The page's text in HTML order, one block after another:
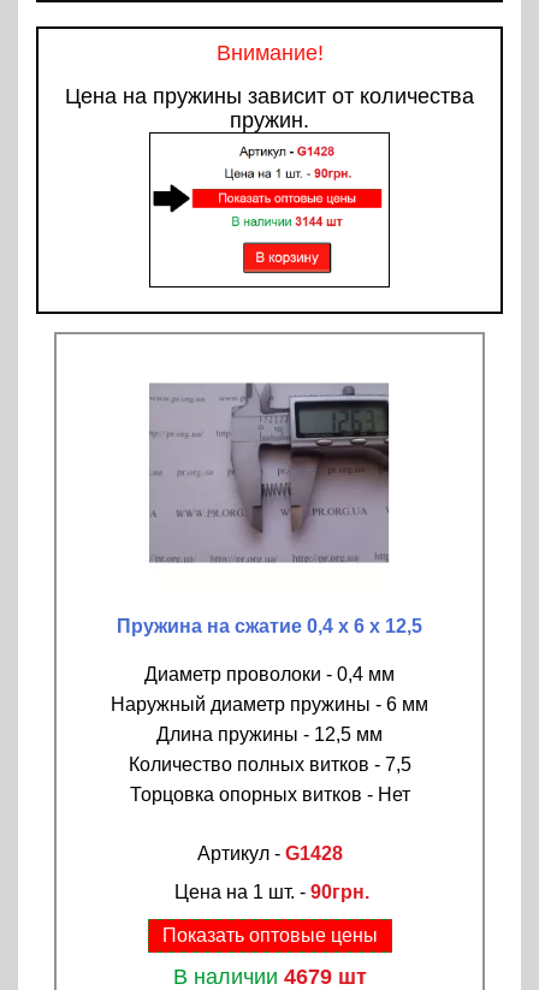
Внимание!
Цена на пружины зависит от количества
пружин.
Пружина на сжатие 0,4 х 6 х 12,5
Диаметр проволоки - 0,4 мм
Наружный диаметр пружины - 6 мм
Длина пружины - 12,5 мм
Количество полных витков - 7,5
Торцовка опорных витков - Нет
Артикул - G1428
Цена на 1 шт. - 90грн.
Показать оптовые цены
В наличии 4679 шт